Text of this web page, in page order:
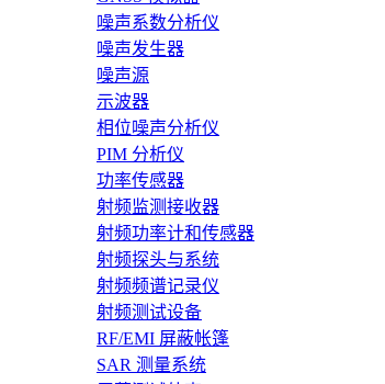
噪声系数分析仪
噪声发生器
噪声源
示波器
相位噪声分析仪
PIM 分析仪
功率传感器
射频监测接收器
射频功率计和传感器
射频探头与系统
射频频谱记录仪
射频测试设备
RF/EMI 屏蔽帐篷
SAR 测量系统